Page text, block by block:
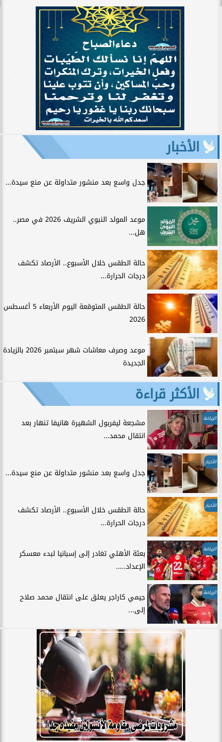
الأخبار
جدل واسع بعد منشور متداولة عن منع سيدة...
موعد المولد النبوي الشريف 2026 في مصر..
هل...
حالة الطقس خلال الأسبوع.. الأرصاد تكشف
درجات الحرارة...
حالة الطقس المتوقعة اليوم الأربعاء 5 أغسطس
2026
موعد وصرف معاشات شهر سبتمبر 2026 بالزيادة
الجديدة
الأكثر قراءة
الرياضة
مشجعة ليفربول الشهيرة هانيفا تنهار بعد
انتقال محمد...
الأخبار
جدل واسع بعد منشور متداولة عن منع سيدة...
الأخبار
حالة الطقس خلال الأسبوع.. الأرصاد تكشف
درجات الحرارة...
الرياضة
بعثة الأهلي تغادر إلى إسبانيا لبدء معسكر
الإعداد.....
الرياضة
جيمي كاراجر يعلق على انتقال محمد صلاح
إلى...